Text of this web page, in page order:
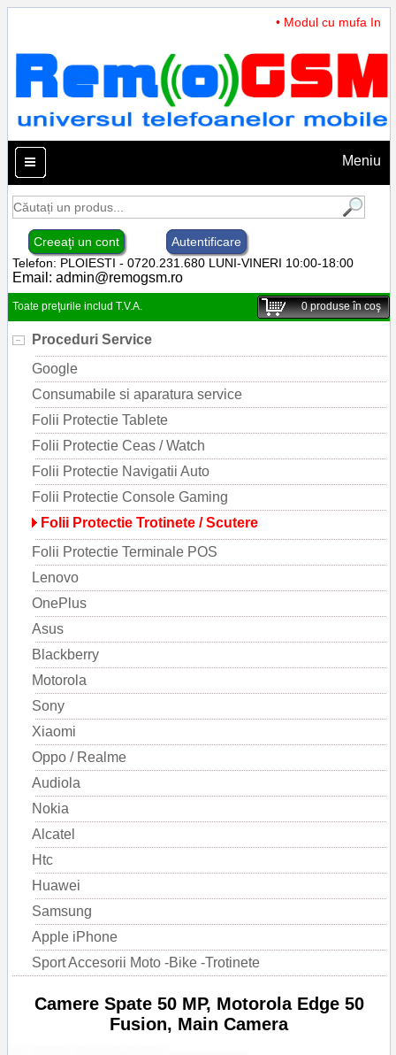
• Modul cu mufa
Meniu
Creeaţi un cont
Autentificare
Telefon: PLOIESTI - 0720.231.680 LUNI-VINERI 10:00-18:00
Email: admin@remogsm.ro
Toate preţurile includ T.V.A. 0produse în coş
Proceduri Service
Google
Consumabile si aparatura service
Folii Protectie Tablete
Folii Protectie Ceas / Watch
Folii Protectie Navigatii Auto
Folii Protectie Console Gaming
Folii Protectie Trotinete / Scutere
Folii Protectie Terminale POS
Lenovo
OnePlus
Asus
Blackberry
Motorola
Sony
Xiaomi
Oppo / Realme
Audiola
Nokia
Alcatel
Htc
Huawei
Samsung
Apple iPhone
Sport Accesorii Moto -Bike -Trotinete
Camere Spate 50 MP, Motorola Edge 50
Fusion, Main Camera